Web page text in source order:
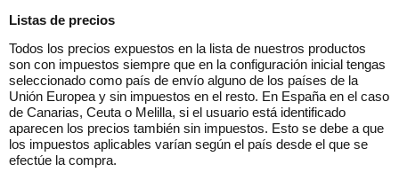
Listas de precios
Todos los precios expuestos en la lista de nuestros productos
son con impuestos siempre que en la configuración inicial tengas
seleccionado como país de envío alguno de los países de la
Unión Europea y sin impuestos en el resto. En España en el caso
de Canarias, Ceuta o Melilla, si el usuario está identificado
aparecen los precios también sin impuestos. Esto se debe a que
los impuestos aplicables varían según el país desde el que se
efectúe la compra.